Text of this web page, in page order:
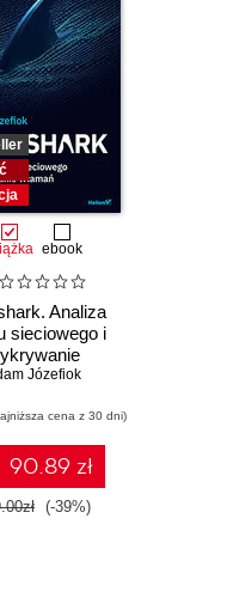
ebook
Analiza
sieciowego i
włamań
Józefiok
cena z 30 dni)
90.89 zł
(-39%)